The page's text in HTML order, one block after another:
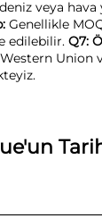
Genellikle
edilebilir.
Union